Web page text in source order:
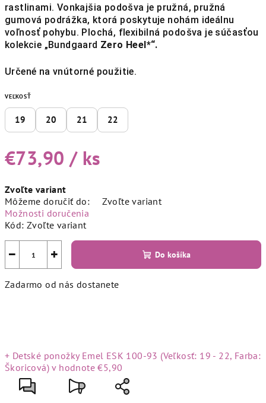
rastlinami. Vonkajšia podošva je pružná, pružná
gumová podrážka, ktorá poskytuje nohám ideálnu
voľnosť pohybu. Plochá, flexibilná podošva je súčasťou
kolekcie „Bundgaard Zero Heel*“.
Určené na vnútorné použitie.
VEĽKOSŤ
19 20 21 22
€73,90 / ks
cena:
Zvoľte variant
Môžeme doručiť do:
Zvoľte variant
Možnosti doručenia
Kód: Zvoľte variant
+
− Do košíka
Zadarmo od nás dostanete
+ Detské ponožky Emel ESK 100-93 (Veľkosť: 19 - 22, Farba:
Škoricová)v hodnote €5,90